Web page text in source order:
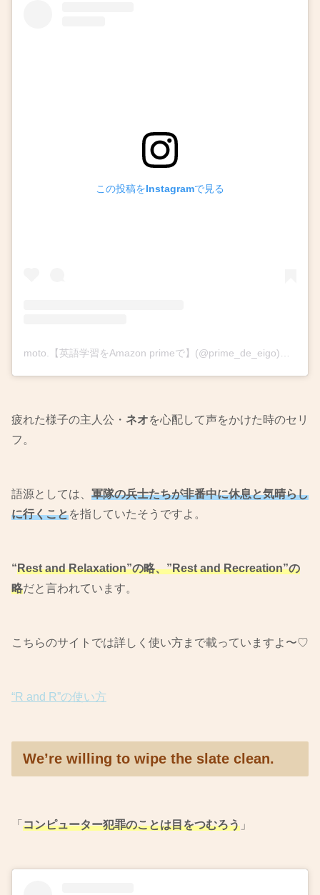
この投稿をInstagramで見る
疲れた様子の主人公・ ネオを心配して声をかけた時のセリ
フ。
語源としては、 軍隊の兵士たちが非番中に休息と気晴らし
に行くことを指していたそうですよ。
“Rest and Relaxation”の略、”Rest and Recreation”の
略だと言われています。
こちらのサイトでは詳しく使い方まで載っていますよ〜♡
“R and R”の使い方
We’re willing to wipe the slate clean.
「 コンピューター犯罪のことは目をつむろう 」